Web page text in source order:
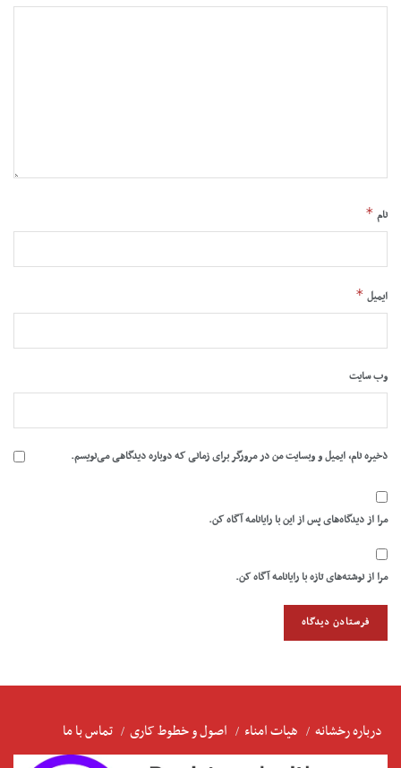
نام *
ایمیل *
وب‌ سایت
ذخیره نام، ایمیل و وبسایت من در مرورگر برای زمانی که دوباره دیدگاهی می‌نویسم.
مرا از دیدگاه‌های پس از این با رایانامه آگاه کن.
مرا از نوشته‌های تازه با رایانامه آگاه کن.
درباره رخشانه هیات امناء اصول و خطوط کاری تماس با ما